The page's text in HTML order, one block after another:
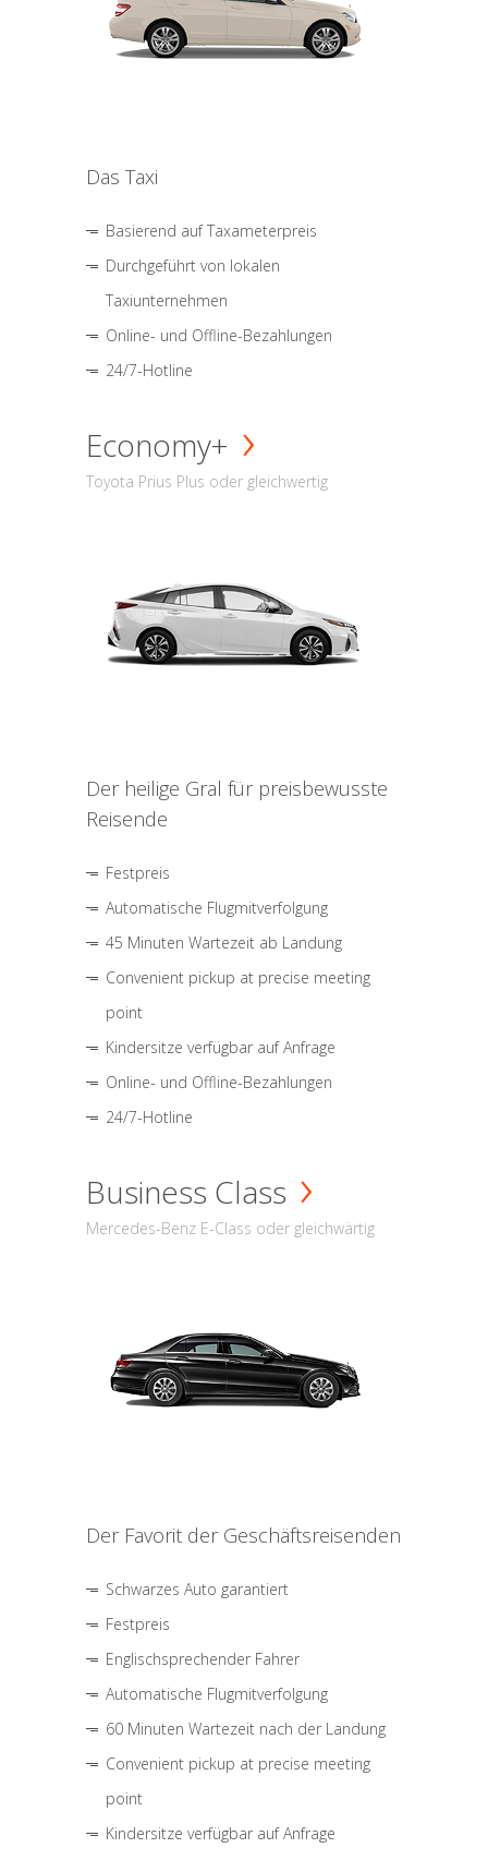
Das Taxi
Basierend auf Taxameterpreis
Durchgeführt von lokalen
Taxiunternehmen
Online- und Offline-Bezahlungen
24/7-Hotline
Economy+
Toyota Prius Plus oder gleichwertig
Der heilige Gral für preisbewusste
Reisende
Festpreis
Automatische Flugmitverfolgung
45 Minuten Wartezeit ab Landung
Convenient pickup at precise meeting
point
Kindersitze verfügbar auf Anfrage
Online- und Offline-Bezahlungen
24/7-Hotline
Business Class
Mercedes-Benz E-Class oder gleichwärtig
Der Favorit der Geschäftsreisenden
Schwarzes Auto garantiert
Festpreis
Englischsprechender Fahrer
Automatische Flugmitverfolgung
60 Minuten Wartezeit nach der Landung
Convenient pickup at precise meeting
point
Kindersitze verfügbar auf Anfrage